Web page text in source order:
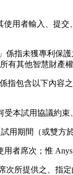
使用者輸入、提
」係指未獲專利保
有其他智慧財產
係指包含以下內容
受本試用協議約
用期間（或雙方
用者席次；惟
次所提供之、指